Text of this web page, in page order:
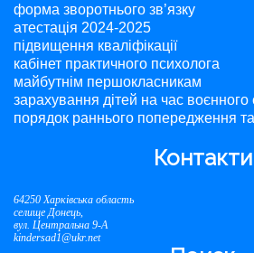
форма зворотнього зв’язку
атестація 2024-2025
підвищення кваліфікації
кабінет практичного психолога
майбутнім першокласникам
зарахування дітей на час воєнного
порядок раннього попередження та
Контакти
64250 Харківська область
селище Донець,
вул. Центральна 9-А
kindersad1@ukr.net